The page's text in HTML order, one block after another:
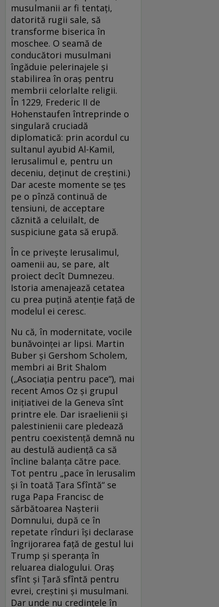
musulmanii ar fi tentaţi,
datorită rugii sale, să
transforme biserica în
moschee. O seamă de
conducători musulmani
îngăduie pelerinajele şi
stabilirea în oraş pentru
membrii celorlalte religii.
În 1229, Frederic II de
Hohenstaufen întreprinde o
singulară cruciadă
diplomatică: prin acordul cu
sultanul ayubid Al-Kamil,
Ierusalimul e, pentru un
deceniu, deţinut de creştini.)
Dar aceste momente se ţes
pe o pînză continuă de
tensiuni, de acceptare
căznită a celuilalt, de
suspiciune gata să erupă.
În ce priveşte Ierusalimul,
oamenii au, se pare, alt
proiect decît Dumnezeu.
Istoria amenajează cetatea
cu prea puţină atenţie faţă de
modelul ei ceresc.
Nu că, în modernitate, vocile
bunăvoinţei ar lipsi. Martin
Buber şi Gershom Scholem,
membri ai Brit Shalom
(„Asociaţia pentru pace“), mai
recent Amos Oz şi grupul
iniţiativei de la Geneva sînt
printre ele. Dar israelienii şi
palestinienii care pledează
pentru coexistenţă demnă nu
au destulă audienţă ca să
încline balanţa către pace.
Tot pentru „pace în Ierusalim
şi în toată Ţara Sfîntă“ se
ruga Papa Francisc de
sărbătoarea Naşterii
Domnului, după ce în
repetate rînduri îşi declarase
îngrijorarea faţă de gestul lui
Trump şi speranţa în
reluarea dialogului. Oraş
sfînt şi Ţară sfîntă pentru
evrei, creştini şi musulmani.
Dar unde nu credinţele în